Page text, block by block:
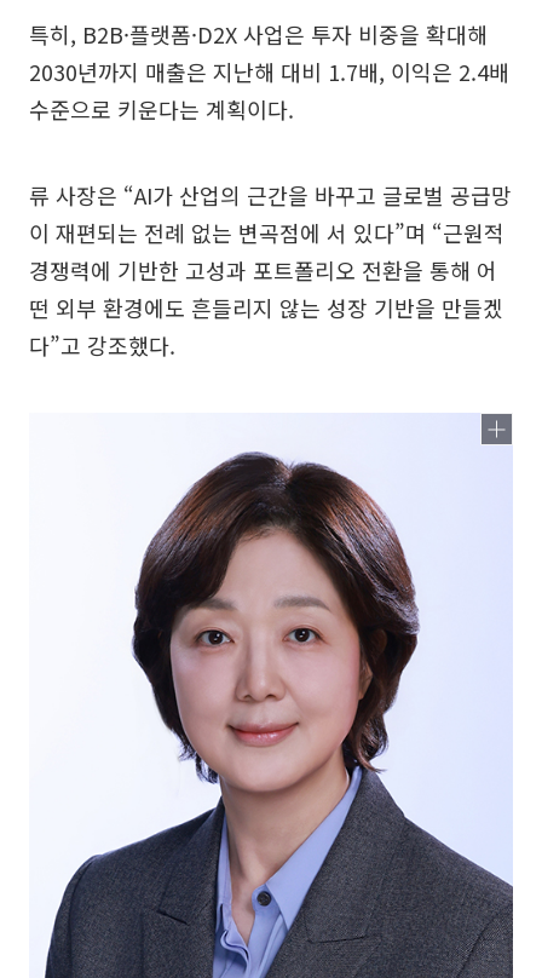
특히, B2B·플랫폼·D2X 사업은 투자 비중을 확대해
2030년까지 매출은 지난해 대비 1.7배, 이익은 2.4배
수준으로 키운다는 계획이다.
류 사장은 “AI가 산업의 근간을 바꾸고 글로벌 공급망
이 재편되는 전례 없는 변곡점에 서 있다”며 “근원적
경쟁력에 기반한 고성과 포트폴리오 전환을 통해 어
떤 외부 환경에도 흔들리지 않는 성장 기반을 만들겠
다”고 강조했다.